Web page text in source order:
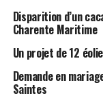
Disparition d’un
Charente Maritime
Un projet de 12
Demande en
Saintes